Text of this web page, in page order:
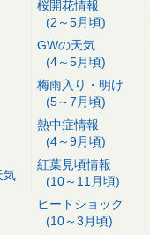
気
桜開花情報
(2～5月頃)
GWの天気
(4～5月頃)
梅雨入り・明け
(5～7月頃)
熱中症情報
(4～9月頃)
紅葉見頃情報
(10～11月頃)
ヒートショック
(10～3月頃)